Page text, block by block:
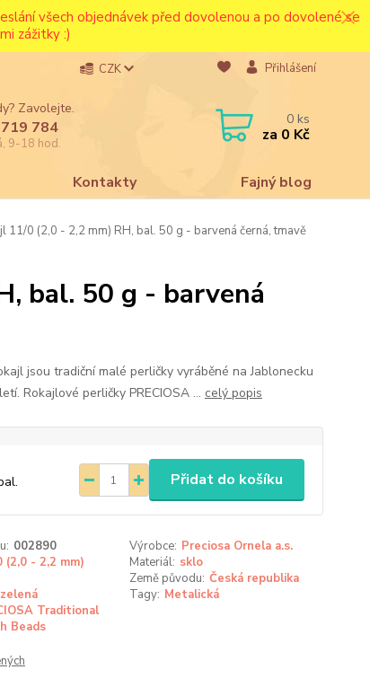
všech objednávek před dovolenou a po dovolené se
zážitky :)
Kontakty Fajný blog
CZK Přihlášení
Zavolejte.
784
9-18 hod.
0 ks
za 0 Kč
11/0 (2,0 - 2,2 mm) RH, bal. 50 g - barvená černá, tmavě
bal. 50 g - barvená
jsou tradiční malé perličky vyráběné na Jablonecku
Rokajlové perličky PRECIOSA ... celý popis
Přidat do košíku
002890 Výrobce: Preciosa Ornela a.s.
(2,0 - 2,2 mm) Materiál: sklo
Země původu: Česká republika
zelená Tagy: Metalická
Traditional
Beads